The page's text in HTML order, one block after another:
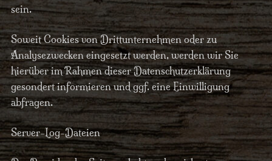
sein.
Soweit Cookies von Drittunternehmen oder zu
Analysezwecken eingesetzt werden, werden wir Sie
hierüber im Rahmen dieser Datenschutzerklärung
gesondert informieren und ggf. eine Einwilligung
abfragen.
Server-Log-Dateien